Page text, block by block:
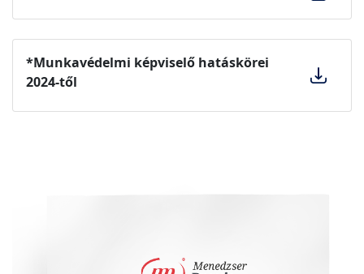
*Munkavédelmi képviselő hatáskörei
2024-től